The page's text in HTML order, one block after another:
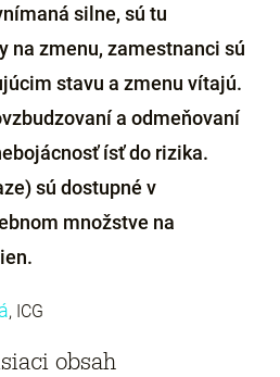
silne, sú tu
na zmenu, zamestnanci sú
stavu a zmenu vítajú.
a odmeňovaní
ísť do rizika.
sú dostupné v
množstve na
, ICG
obsah